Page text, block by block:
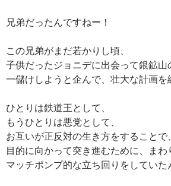
兄弟だったんですねー！
この兄弟がまだ若かりし頃、
子供だったジョニデに出会って銀鉱山
一儲けしようと企んで、壮大な計画を
ひとりは鉄道王として、
もうひとりは悪党として、
お互いが正反対の生き方をすることで、
目的に向かって突き進むために、まわ
マッチポンプ的な立ち回りをしていた